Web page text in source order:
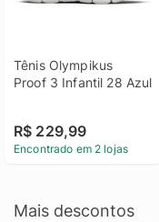
Tênis Olympikus
Proof 3 Infantil 28 Azul
R$ 229,99
Encontrado em 2 lojas
Mais descontos